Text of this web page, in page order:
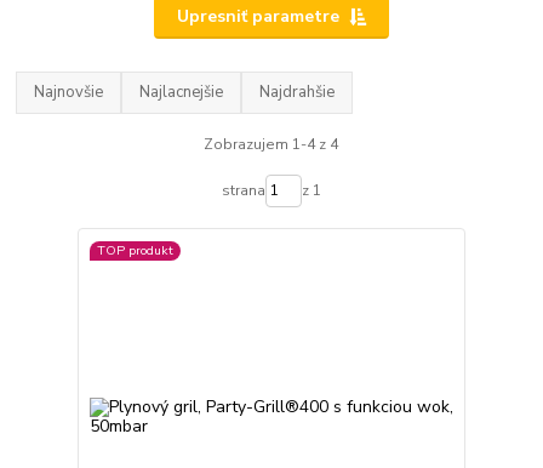
Upresniť parametre
Najnovšie Najlacnejšie Najdrahšie
Zobrazujem 1-4 z 4
strana z 1
TOP produkt